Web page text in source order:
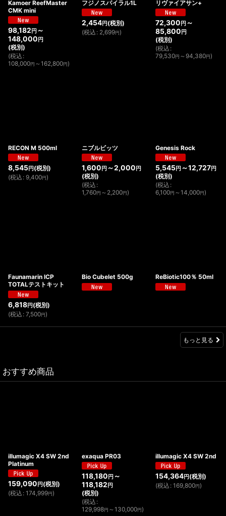
Kamoer ReefMaster
CMK mini
98,182 円 ～
148,000 円
(税別)
(税込 :
108,000円 ～162,800円)
フジノスパイラル1L
2,454円(税別)
(税込 : 2,699円)
リヴァイアサン+
72,300 円～
85,800 円
(税別)
(税込 :
79,530円 ～94,380円)
RECON M 500ml
8,545円 (税別)
(税込 : 9,400円)
ニブルビッツ
1,600 円～2,000 円
(税別)
(税込 :
1,760円 ～2,200円)
Genesis Rock
5,545円～12,727円
(税別)
(税込 :
6,100円 ～14,000円)
Faunamarin ICP
TOTALテストキット
6,818円 (税別)
(税込 : 7,500円)
Bio Cubelet 500g ReBiotic100％ 50ml
もっと見る
おすすめ商品
illumagic X4 SW 2nd
Platinum
159,090 円 (税別)
(税込 : 174,999円)
exaqua PR03
118,180 円～
118,182 円
(税別)
(税込 :
129,998円 ～130,000円)
illumagic X4 SW 2nd
154,364円(税別)
(税込 : 169,800円)